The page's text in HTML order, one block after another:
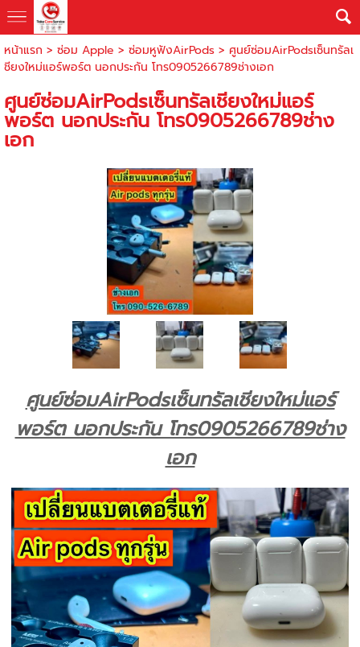
หน้าแรก > ซ่อม Apple > ซ่อมหูฟังAirPods> ศูนย์ซ่อมAirPodsเซ็นทรัลเ
ชียงใหม่แอร์พอร์ต นอกประกัน โทร0905266789ช่างเอก
ศูนย์ซ่อมAirPodsเซ็นทรัลเชียงใหม่แอร์
พอร์ต นอกประกัน โทร0905266789ช่าง
เอก
ศูนย์ซ่อมAirPodsเซ็นทรัลเชียงใหม่แอร์
พอร์ต นอกประกัน โทร0905266789ช่าง
เอก